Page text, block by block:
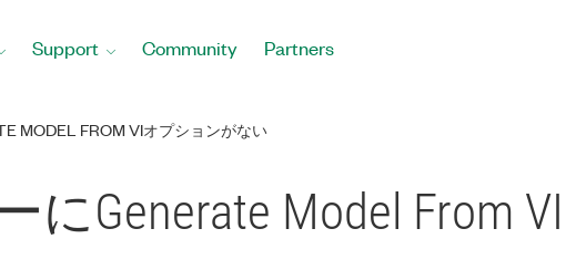
Support Community Partners
MODEL FROM VIオプションがない
にGenerate Model From